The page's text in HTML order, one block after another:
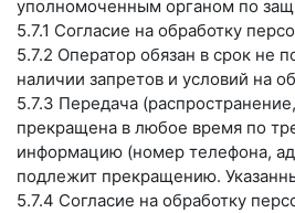
уполномоченным органом по
5.7.1 Согласие на обработку
5.7.2 Оператор обязан в срок не
наличии запретов и условий на
5.7.3 Передача
прекращена в любое время по
информацию (номер телефона,
подлежит прекращению.
5.7.4 Согласие на обработку